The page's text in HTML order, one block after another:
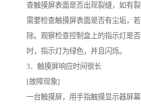
查触摸屏表面是否出现裂缝，如有
需要检查触摸屏表面是否有尘垢，
除。观察检查控制盒上的指示灯是
时，指示灯为绿色，并且闪烁。
3．触摸屏响应时间很长
[故障现象]
一台触摸屏，用手指触摸显示器屏